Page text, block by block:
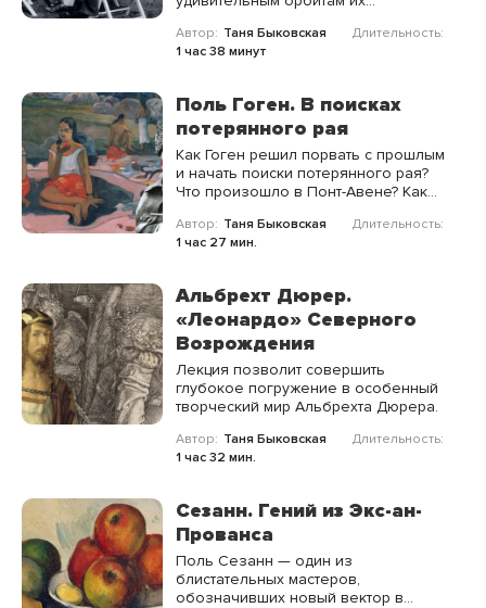
графика, абстракционизм и
экспрессионизм, классика и
одну из самых запоминающихся глав
мировой истории искусства
Автор: Таня Быковская
Длительность:
1 час 38 минут
Поль Гоген. В поисках
потерянного рая
Как Гоген решил порвать с прошлым
и начать поиски потерянного рая?
Что произошло в Понт-Авене? Как
в какой точке они решили идти
разными дорогами?
Автор: Таня Быковская
Длительность:
1 час 27 мин.
Альбрехт Дюрер.
«Леонардо» Северного
Возрождения
Лекция позволит совершить
глубокое погружение в особенный
творческий мир Альбрехта Дюрера.
Автор: Таня Быковская
Длительность:
1 час 32 мин.
Сезанн. Гений из Экс-ан-
Прованса
Поль Сезанн — один из
блистательных мастеров,
обозначивших новый вектор в